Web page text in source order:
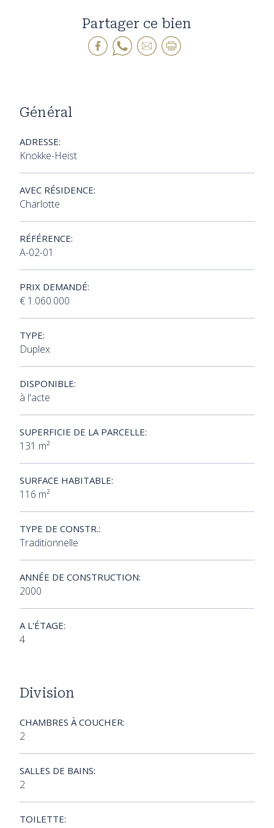
Partager ce bien
Général
ADRESSE:
Knokke-Heist
AVEC RÉSIDENCE:
Charlotte
RÉFÉRENCE:
A-02-01
PRIX DEMANDÉ:
€ 1.060.000
TYPE:
Duplex
DISPONIBLE:
à l'acte
SUPERFICIE DE LA PARCELLE:
131 m²
SURFACE HABITABLE:
116 m²
TYPE DE CONSTR.:
Traditionnelle
ANNÉE DE CONSTRUCTION:
2000
A L'ÉTAGE:
4
Division
CHAMBRES À COUCHER:
2
SALLES DE BAINS:
2
TOILETTE: